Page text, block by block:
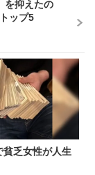
を抑えたの
ップ5
貧乏女性が人生